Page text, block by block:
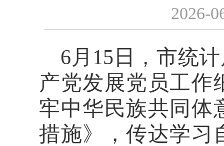
2026-
6月15日，市统
产党发展党员工作
牢中华民族共同体
措施》，传达学习